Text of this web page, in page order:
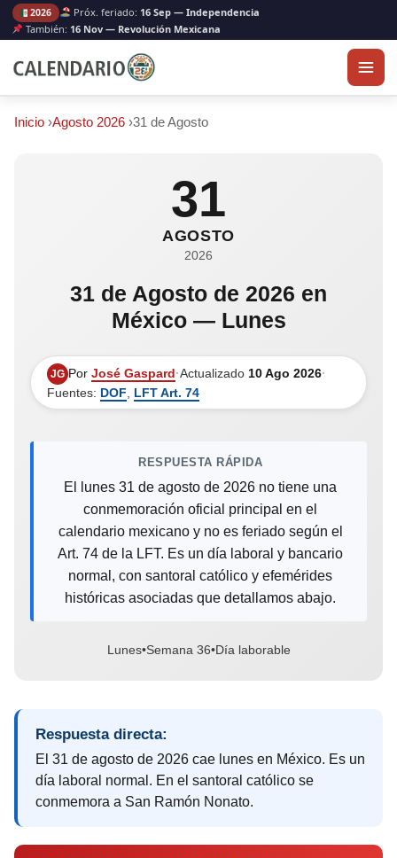
2026 Próx. feriado: 16 Sep — Independencia
También: 16 Nov — Revolución Mexicana
Inicio ›Agosto 2026 ›31 de Agosto
31
AGOSTO
2026
31 de Agosto de 2026 en
México — Lunes
JG Por José Gaspard·Actualizado 10 Ago 2026·
Fuentes: DOF LFT Art. 74
RESPUESTA RÁPIDA
El lunes 31 de agosto de 2026 no tiene una
conmemoración oficial principal en el
calendario mexicano y no es feriado según el
Art. 74 de la LFT. Es un día laboral y bancario
normal, con santoral católico y efemérides
históricas asociadas que detallamos abajo.
Lunes•Semana 36•Día laborable
Respuesta directa:
El 31 de agosto de 2026 cae lunes en México. Es un
día laboral normal. En el santoral católico se
conmemora a San Ramón Nonato.